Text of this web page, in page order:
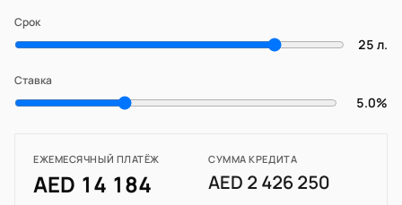
Срок
25 л.
Ставка
5.0%
ЕЖЕМЕСЯЧНЫЙ ПЛАТЁЖ
AED 14 184
СУММА КРЕДИТА
AED 2 426 250